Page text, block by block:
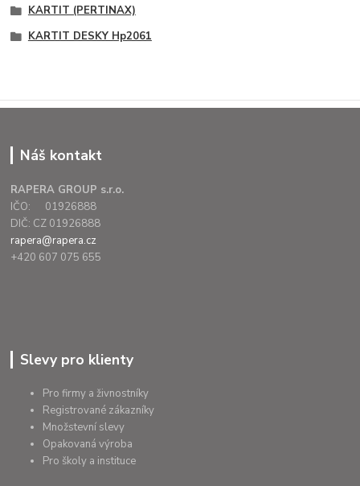
KARTIT (PERTINAX)
KARTIT DESKY Hp2061
Náš kontakt
RAPERA GROUP s.r.o.
IČO: 01926888
DIČ: CZ 01926888
rapera@rapera.cz
+420 607 075 655
Slevy pro klienty
Pro firmy a živnostníky
Registrované zákazníky
Množstevní slevy
Opakovaná výroba
Pro školy a instituce